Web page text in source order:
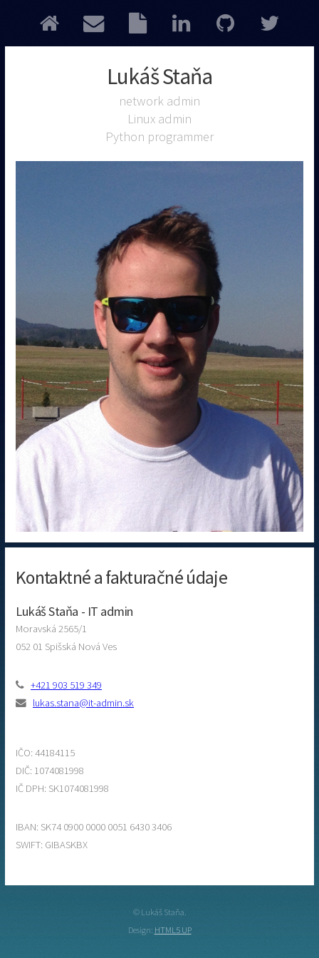
Lukáš Staňa
network admin
Linux admin
Python programmer
Kontaktné a fakturačné údaje
Lukáš Staňa - IT admin
Moravská 2565/1
052 01 Spišská Nová Ves
+421 903 519 349
lukas.stana@it-admin.sk
IČO: 44184115
DIČ: 1074081998
IČ DPH: SK1074081998
IBAN: SK74 0900 0000 0051 6430 3406
SWIFT: GIBASKBX
© Lukáš Staňa.
Design: HTML5 UP